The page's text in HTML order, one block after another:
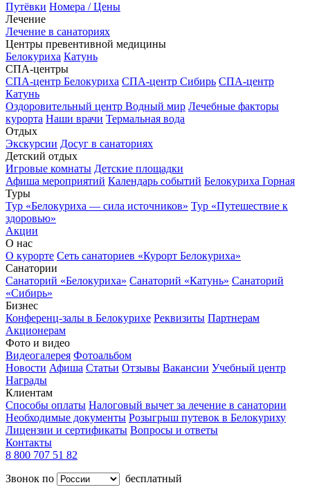
Путёвки Номера / Цены
Лечение
Лечение в санаториях
Центры превентивной медицины
Белокуриха Катунь
СПА-центры
СПА-центр Белокуриха СПА-центр Сибирь СПА-центр
Катунь
Оздоровительный центр Водный мир Лечебные факторы
курорта Наши врачи Термальная вода
Отдых
Экскурсии Досуг в санаториях
Детский отдых
Игровые комнаты Детские площадки
Афиша мероприятий Календарь событий Белокуриха Горная
Туры
Тур «Белокуриха — сила источников» Тур «Путешествие к
здоровью»
Акции
О нас
О курорте Сеть санаториев «Курорт Белокуриха»
Санатории
Санаторий «Белокуриха» Санаторий «Катунь» Санаторий
«Сибирь»
Бизнес
Конференц-залы в Белокурихе Реквизиты Партнерам
Акционерам
Фото и видео
Видеогалерея Фотоальбом
Новости Афиша Статьи Отзывы Вакансии Учебный центр
Награды
Клиентам
Способы оплаты Налоговый вычет за лечение в санатории
Необходимые документы Розыгрыш путевок в Белокуриху
Лицензии и сертификаты Вопросы и ответы
Контакты
8 800 707 51 82
Звонок по
бесплатный